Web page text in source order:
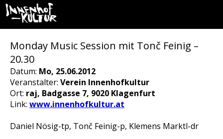
Monday Music Session mit Tonč Feinig –
20.30
Datum: Mo, 25.06.2012
Veranstalter: Verein Innenhofkultur
Ort: raj, Badgasse 7, 9020 Klagenfurt
Link: www.innenhofkultur.at
Daniel Nösig-tp, Tonč Feinig-p, Klemens Marktl-dr